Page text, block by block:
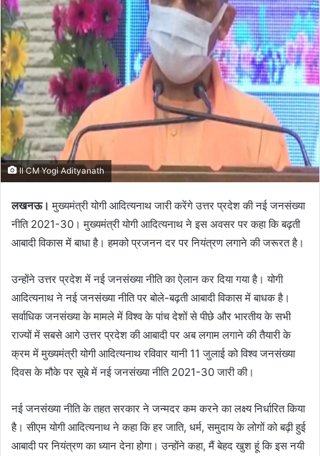
ll CM Yogi Adityanath
लखनऊ।मुख्यमंत्री योगी आदित्यनाथ जारी करेंगे उत्तर प्रदेश की नई जनसंख्या
नीति 2021-30। मुख्यमंत्री योगी आदित्यनाथ ने इस अवसर पर कहा कि बढ़ती
आबादी विकास में बाधा है। हमको प्रजनन दर पर नियंत्रण लगाने की जरूरत है।
उन्होंने उत्तर प्रदेश में नई जनसंख्या नीति का ऐलान कर दिया गया है। योगी
आदित्यनाथ ने नई जनसंख्या नीति पर बोले-बढ़ती आबादी विकास में बाधक है।
सर्वाधिक जनसंख्या के मामले में विश्व के पांच देशों से पीछे और भारतीय के सभी
राज्यों में सबसे आगे उत्तर प्रदेश की आबादी पर अब लगाम लगाने की तैयारी के
क्रम में मुख्यमंत्री योगी आदित्यनाथ रविवार यानी 11 जुलाई को विश्व जनसंख्या
दिवस के मौके पर सूबे में नई जनसंख्या नीति 2021-30 जारी की।
नई जनसंख्या नीति के तहत सरकार ने जन्मदर कम करने का लक्ष्य निर्धारित किया
है। सीएम योगी आदित्यनाथ ने कहा कि हर जाति, धर्म, समुदाय के लोगों को बढ़ी हुई
आबादी पर नियंत्रण का ध्यान देना होगा। उन्होंने कहा, मैं बेहद खुश हूं कि इस नयी